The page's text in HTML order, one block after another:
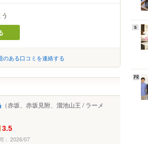
のある口コミを連絡する
（赤坂、赤坂見附、溜池山王 / ラーメ
3.5
： 2026/07
5